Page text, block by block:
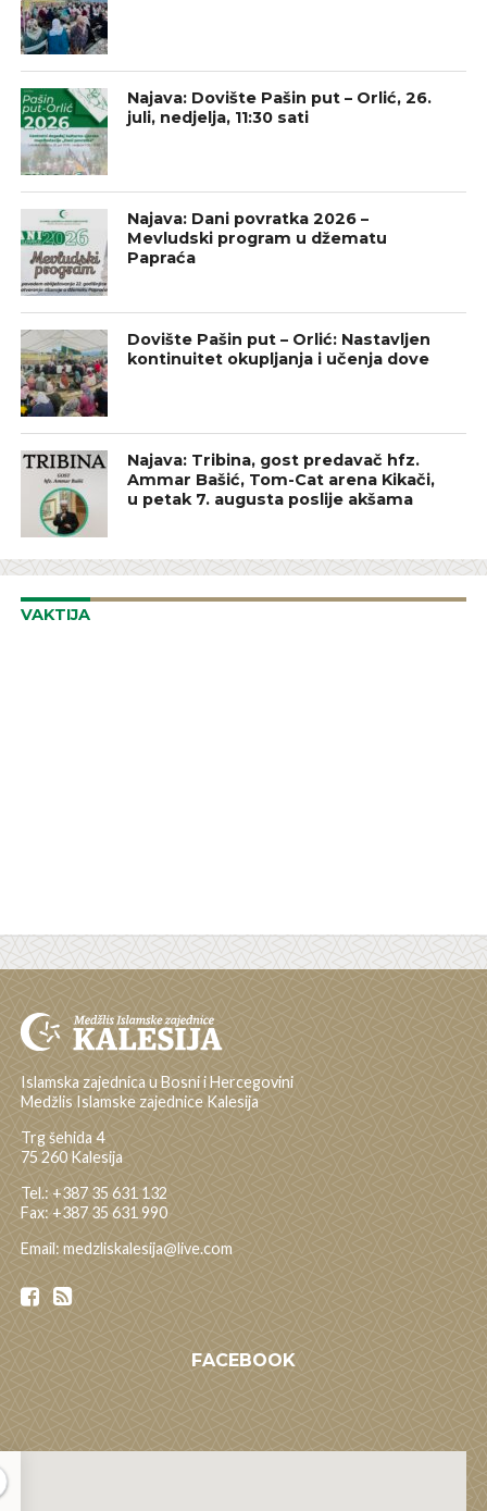
Najava: Dovište Pašin put – Orlić, 26.
juli, nedjelja, 11:30 sati
Najava: Dani povratka 2026 –
Mevludski program u džematu
Papraća
Dovište Pašin put – Orlić: Nastavljen
kontinuitet okupljanja i učenja dove
Najava: Tribina, gost predavač hfz.
Ammar Bašić, Tom-Cat arena Kikači,
u petak 7. augusta poslije akšama
VAKTIJA
Islamska zajednica u Bosni i Hercegovini
Medžlis Islamske zajednice Kalesija
Trg šehida 4
75 260 Kalesija
Tel.: +387 35 631 132
Fax: +387 35 631 990
Email: medzliskalesija@live.com
FACEBOOK